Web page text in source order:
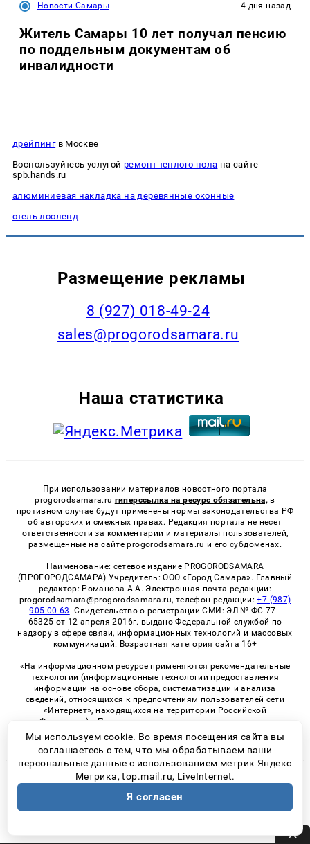
Новости Самары 4 дня назад
Житель Самары 10 лет получал пенсию
по поддельным документам об
инвалидности
дрейпингв Москве
Воспользуйтесь услугой ремонт теплого пола на сайте
spb.hands.ru
алюминиевая накладка на деревянные оконные
отель лооленд
Размещение рекламы
8 (927) 018-49-24
sales@progorodsamara.ru
Наша статистика
При использовании материалов новостного портала
progorodsamara.ru гиперссылка на ресурс обязательна, в
противном случае будут применены нормы законодательства РФ
об авторских и смежных правах. Редакция портала не несет
ответственности за комментарии и материалы пользователей,
размещенные на сайте progorodsamara.ru и его субдоменах.
Наименование: сетевое издание PROGORODSAMARA
(ПРОГОРОДСАМАРА) Учредитель: ООО «Город Самара». Главный
редактор: Романова А.А. Электронная почта редакции:
progorodsamara@progorodsamara.ru, телефон редакции:+7 (987)
905-00-63 . Свидетельство о регистрации СМИ: ЭЛ № ФС 77 -
65325 от 12 апреля 2016г. выдано Федеральной службой по
надзору в сфере связи, информационных технологий и массовых
коммуникаций. Возрастная категория сайта 16+
«На информационном ресурсе применяются рекомендательные
технологии (информационные технологии предоставления
информации на основе сбора, систематизации и анализа
сведений, относящихся к предпочтениям пользователей сети
«Интернет», находящихся на территории Российской
Федерации)». Правила применения рекомендательных
технологий в виджетах рекламно-обменной сети
«СМИ2» (PDF)
© 2026 «ProGorodSamara» | Все права защищены
Возрастная категория сайта 16+
Политика конфиденциальности
Мы используем cookie. Во время посещения сайта вы
соглашаетесь с тем, что мы обрабатываем ваши
персональные данные с использованием метрик Яндекс
Метрика, top.mail.ru, LiveInternet.
Я согласен